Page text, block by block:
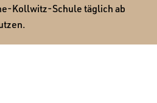
Kollwitz-Schule täglich ab